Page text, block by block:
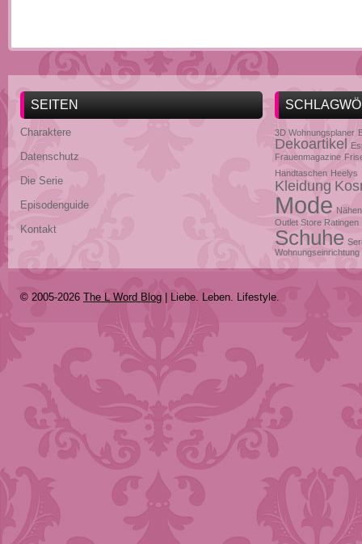
SEITEN
Charaktere
Datenschutz
Die Serie
Episodenguide
Kontakt
3D Wohnungsplaner
Dekoartikel
Frauenmagazine
Handtaschen Heelys
Kleidung
Mode Nähen
Outlet Store Ratingen
Schuhe
Wohnungseinrichtung
© 2005-2026 The L Word Blog | Liebe. Leben. Lifestyle.